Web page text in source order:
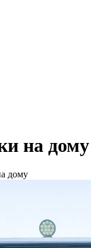
на дому
дому